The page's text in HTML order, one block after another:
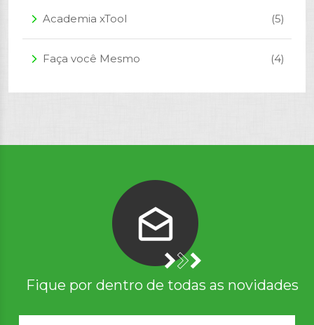
arrow_forward_ios Academia xTool (5)
arrow_forward_ios Faça você Mesmo (4)
Fique por dentro de todas as novidades